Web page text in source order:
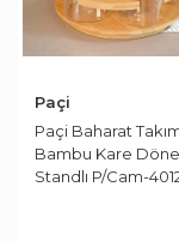
Paçi
Paçi Baharat
Bambu Kare
Standlı P/Cam-